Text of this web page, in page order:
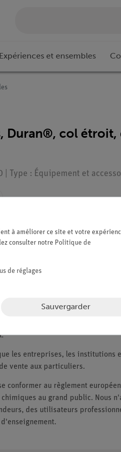
Expériences et ensembles
Duran®, col étroit,
| Type : Équipement et
une offre
les entreprises, les institutions
vente aux particuliers.
conformer au règlement
au grand public. Nous
des utilisateurs
à améliorer ce site et votre
consulter notre Politique de
de réglages
Sauvergarder